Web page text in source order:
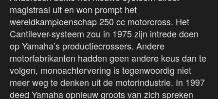
magistraal uit en won prompt het
wereldkampioenschap 250 cc motorcross. Het
Cantilever-systeem zou in 1975 zijn intrede doen
op Yamaha’s productiecrossers. Andere
motorfabrikanten hadden geen andere keus dan te
volgen, monoachtervering is tegenwoordig niet
meer weg te denken uit de motorindustrie. In 1997
deed Yamaha opnieuw groots van zich spreken